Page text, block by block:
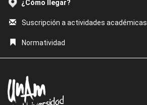
¿Cómo llegar?
Suscripción a actividades académicas
Normatividad